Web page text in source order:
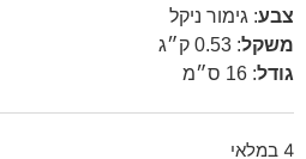
צבע: גימור ניקל
משקל: 0.53 ק״ג
גודל: 16 ס״מ
4 במלאי